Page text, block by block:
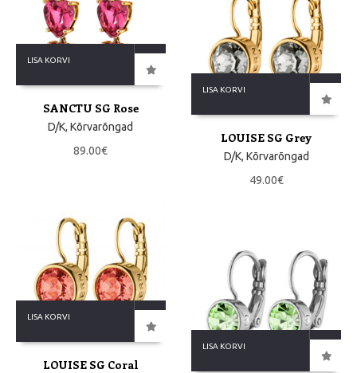
LISA KORVI
SANCTU SG Rose
D/K,Kõrvarõngad
89.00€
LISA KORVI
LOUISE SG Grey
D/K, Kõrvarõngad
49.00€
LISA KORVI
LOUISE SG Coral
LISA KORVI